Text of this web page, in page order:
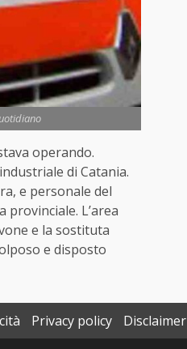
operando.
di Catania.
e personale del
provinciale. L’area
e la sostituta
e disposto
Privacy policy Disclaimer